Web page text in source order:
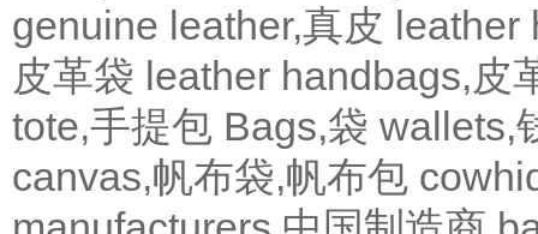
genuine leather,真皮 leather
皮革袋 leather handbags,皮
tote,手提包 Bags,袋 wallets,
canvas,帆布袋,帆布包